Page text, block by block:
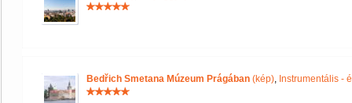
Bedřich Smetana Múzeum Prágában (kép), Instrumentális -